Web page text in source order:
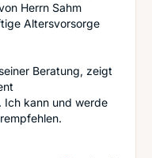
Herrn Sahm
Altersvorsorge
Beratung, zeigt
Ich kann und werde